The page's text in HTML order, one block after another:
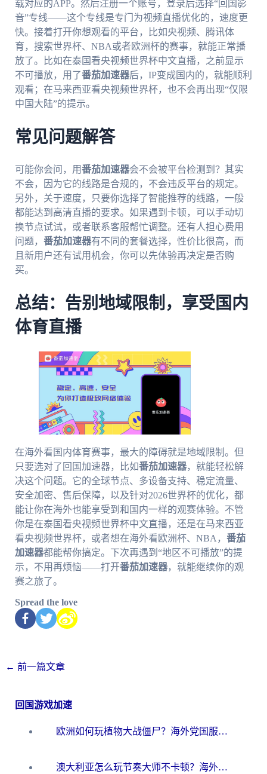
载对应的APP。然后注册一个账号，登录后选择“回国影
音”专线——这个专线是专门为视频直播优化的，速度更
快。接着打开你想观看的平台，比如央视频、腾讯体
育，搜索世界杯、NBA或者欧洲杯的赛事，就能正常播
放了。比如在泰国看央视频世界杯中文直播，之前显示
不可播放，用了番茄加速器后，IP变成国内的，就能顺利
观看；在马来西亚看央视频世界杯，也不会再出现“仅限
中国大陆”的提示。
常见问题解答
可能你会问，用番茄加速器会不会被平台检测到？其实
不会，因为它的线路是合规的，不会违反平台的规定。
另外，关于速度，只要你选择了智能推荐的线路，一般
都能达到高清直播的要求。如果遇到卡顿，可以手动切
换节点试试，或者联系客服帮忙调整。还有人担心费用
问题， 番茄加速器有不同的套餐选择，性价比很高，而
且新用户还有试用机会，你可以先体验再决定是否购
买。
总结：告别地域限制，享受国内
体育直播
在海外看国内体育赛事，最大的障碍就是地域限制。但
只要选对了回国加速器，比如番茄加速器，就能轻松解
决这个问题。它的全球节点、多设备支持、稳定流量、
安全加密、售后保障，以及针对2026世界杯的优化，都
能让你在海外也能享受到和国内一样的观赛体验。不管
你是在泰国看央视频世界杯中文直播，还是在马来西亚
看央视频世界杯，或者想在海外看欧洲杯、NBA， 番茄
加速器都能帮你搞定。下次再遇到“地区不可播放”的提
示，不用再烦恼——打开番茄加速器，就能继续你的观
赛之旅了。
Spread the love
← 前一篇文章
回国游戏加速
欧洲如何玩植物大战僵尸？海外党国服游戏加速避坑指南（附实测对比）
澳大利亚怎么玩节奏大师不卡顿？海外党国服游戏加速终极指南